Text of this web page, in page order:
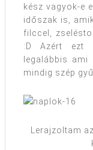
kész vagyok-e
időszak is,
filccel,
:D Azért ezt
legalábbis
mindig szép
Lerajzoltam